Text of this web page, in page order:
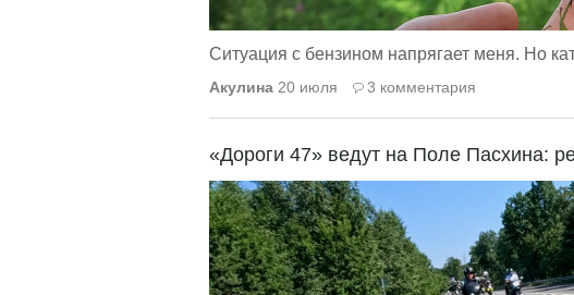
Ситуация с бензином напрягает меня. Но
Акулина 20 июля 3 комментария
«Дороги 47» ведут на Поле Пасхина: